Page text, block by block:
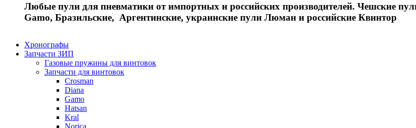
Любые пули для пневматики от импортных и российских производителей. Чешские
Gamo, Бразильские, Аргентинские, украинские пули Люман и российские Квинтор
Хронографы
Запчасти ЗИП
Газовые пружины для винтовок
Запчасти для винтовок
Crosman
Diana
Gamo
Hatsan
Kral
Norica